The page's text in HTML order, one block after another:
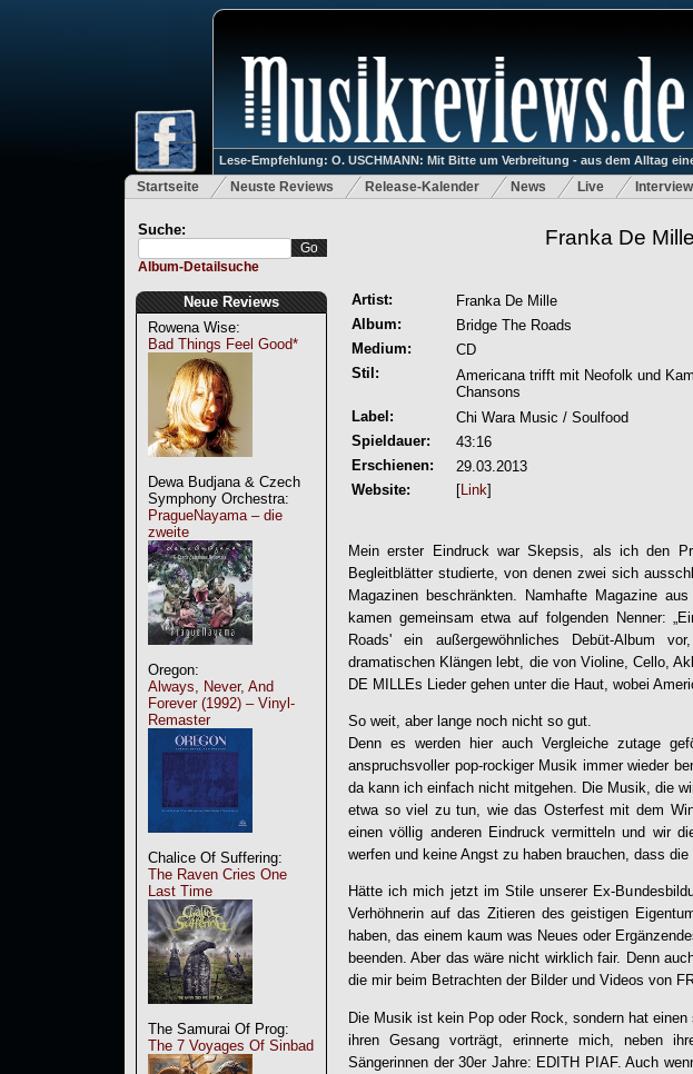
Lese-Empfehlung: O. USCHMANN: Mit Bitte um Verbreitung - aus dem Alltag
Startseite Neuste Reviews Release-Kalender News Live
Suche:
Album-Detailsuche
Neue Reviews
Rowena Wise:
Bad Things Feel Good*
Dewa Budjana & Czech
Symphony Orchestra:
PragueNayama – die
zweite
Oregon:
Always, Never, And
Forever (1992) – Vinyl-
Remaster
Chalice Of Suffering:
The Raven Cries One
Last Time
The Samurai Of Prog:
The 7 Voyages Of Sinbad
Franka De
Artist:
Franka De Mille
Album:
Bridge The Roads
Medium:
CD
Stil:
Americana trifft mit Neofolk und
Chansons
Label:
Chi Wara Music / Soulfood
Spieldauer:
43:16
Erschienen:
29.03.2013
Website:
[Link]
Mein erster Eindruck war Skepsis, als ich den
Begleitblätter studierte, von denen zwei sich
Magazinen beschränkten. Namhafte Magazine
kamen gemeinsam etwa auf folgenden Nenner:
Roads' ein außergewöhnliches Debüt-Album
dramatischen Klängen lebt, die von Violine, Cello,
DE MILLEs Lieder gehen unter die Haut, wobei
So weit, aber lange noch nicht so gut.
Denn es werden hier auch Vergleiche zutage
anspruchsvoller pop-rockiger Musik immer wieder
da kann ich einfach nicht mitgehen. Die Musik, die wir
etwa so viel zu tun, wie das Osterfest mit dem
einen völlig anderen Eindruck vermitteln und wir
werfen und keine Angst zu haben brauchen, dass
Hätte ich mich jetzt im Stile unserer Ex-
Verhöhnerin auf das Zitieren des geistigen
haben, das einem kaum was Neues oder
beenden. Aber das wäre nicht wirklich fair. Denn
die mir beim Betrachten der Bilder und Videos von
Die Musik ist kein Pop oder Rock, sondern hat
ihren Gesang vorträgt, erinnerte mich, neben
Sängerinnen der 30er Jahre: EDITH PIAF. Auch